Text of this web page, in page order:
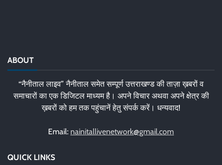
ABOUT
“नैनीताल लाइव” नैनीताल समेत सम्पूर्ण उत्तराखण्ड की ताज़ा ख़बरों व
समाचारों का एक डिजिटल माध्यम है। अपने विचार अथवा अपने क्षेत्र की
ख़बरों को हम तक पहुंचानें हेतु संपर्क करें। धन्यवाद!
Email: nainitallivenetwork@gmail.com
QUICK LINKS